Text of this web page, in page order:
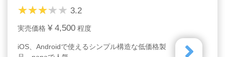
3.2
実売価格 ¥ 4,500 程度
iOS、Androidで使えるシンプル構造な低価格製